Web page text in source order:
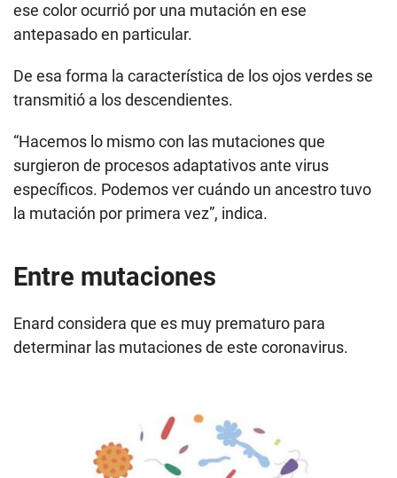
ese color ocurrió por una mutación en ese
antepasado en particular.
De esa forma la característica de los ojos verdes se
transmitió a los descendientes.
“Hacemos lo mismo con las mutaciones que
surgieron de procesos adaptativos ante virus
específicos. Podemos ver cuándo un ancestro tuvo
la mutación por primera vez”, indica.
Entre mutaciones
Enard considera que es muy prematuro para
determinar las mutaciones de este coronavirus.